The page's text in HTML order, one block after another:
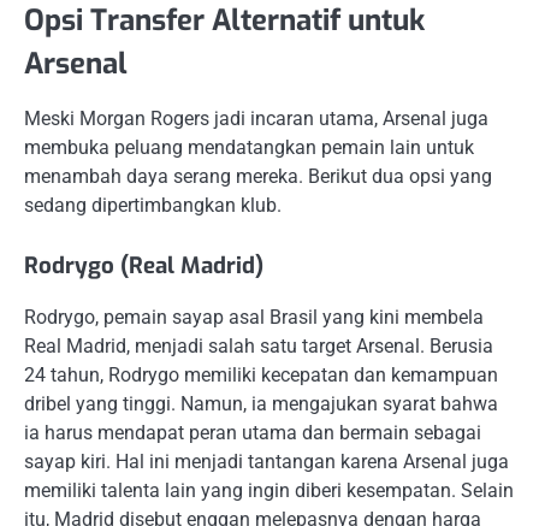
Opsi Transfer Alternatif untuk
Arsenal
Meski Morgan Rogers jadi incaran utama, Arsenal juga
membuka peluang mendatangkan pemain lain untuk
menambah daya serang mereka. Berikut dua opsi yang
sedang dipertimbangkan klub.
Rodrygo (Real Madrid)
Rodrygo, pemain sayap asal Brasil yang kini membela
Real Madrid, menjadi salah satu target Arsenal. Berusia
24 tahun, Rodrygo memiliki kecepatan dan kemampuan
dribel yang tinggi. Namun, ia mengajukan syarat bahwa
ia harus mendapat peran utama dan bermain sebagai
sayap kiri. Hal ini menjadi tantangan karena Arsenal juga
memiliki talenta lain yang ingin diberi kesempatan. Selain
itu, Madrid disebut enggan melepasnya dengan harga